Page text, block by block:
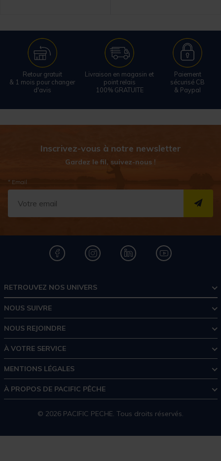
Retour gratuit
& 1 mois pour changer
d'avis
Livraison en magasin et
point relais
100% GRATUITE
Paiement
sécurisé CB
& Paypal
Inscrivez-vous à notre newsletter
Gardez le fil, suivez-nous !
* Email
RETROUVEZ NOS UNIVERS
NOUS SUIVRE
NOUS REJOINDRE
À VOTRE SERVICE
MENTIONS LÉGALES
À PROPOS DE PACIFIC PÊCHE
© 2026 PACIFIC PECHE. Tous droits réservés.